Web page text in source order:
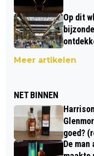
Op dit
Meer artikelen
NET BINNEN
goed?
De